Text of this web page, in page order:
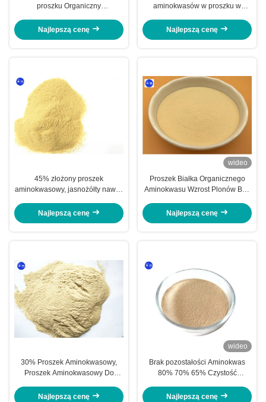
proszku Organiczny
worek
Najlepszą cenę
aminokwasów w proszku w
w wodzie
Najlepszą cenę
45% złożony proszek
aminokwasowy, jasnożółty nawóz
Najlepszą cenę
wideo
Proszek Białka Organicznego
Aminokwasu Wzrost Plonów Bez
Najlepszą cenę
30% Proszek Aminokwasowy,
Proszek Aminokwasowy Do
Najlepszą cenę
wideo
Brak pozostałości Aminokwas
80% 70% 65% Czystość
cykl wzrostu
Najlepszą cenę